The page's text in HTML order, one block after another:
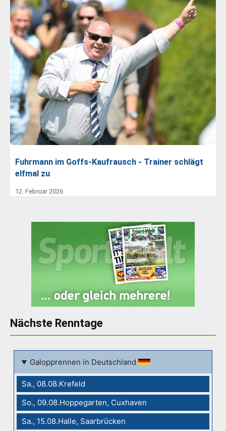
Fuhrmann im Goffs-Kaufrausch - Trainer schlägt
elfmal zu
12. Februar 2026
Nächste Renntage
Galopprennen in Deutschland
Sa., 08.08.Krefeld
So., 09.08.Hoppegarten, Cuxhaven
Sa., 15.08.Halle, Saarbrücken